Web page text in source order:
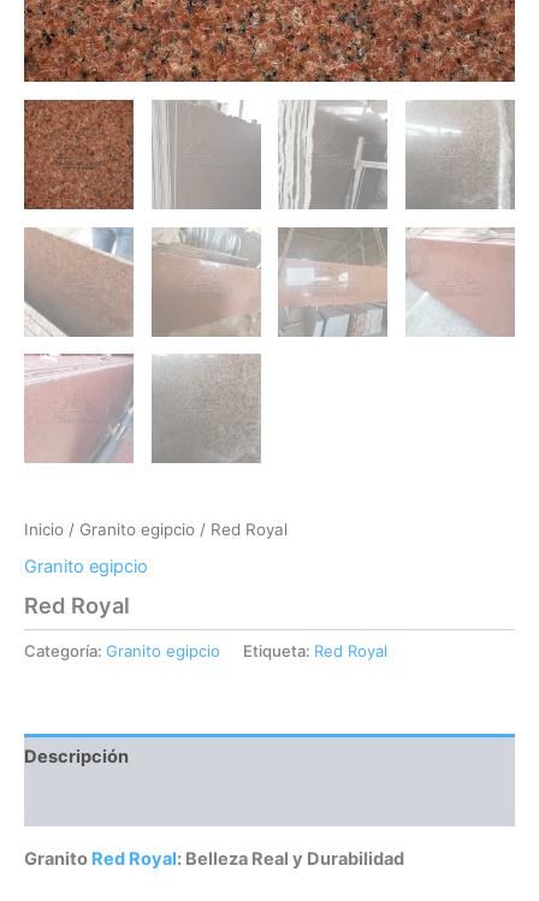
Inicio / Granito egipcio / Red Royal
Granito egipcio
Red Royal
Categoría: Granito egipcio Etiqueta: Red Royal
Descripción
Granito Red Royal: Belleza Real y Durabilidad